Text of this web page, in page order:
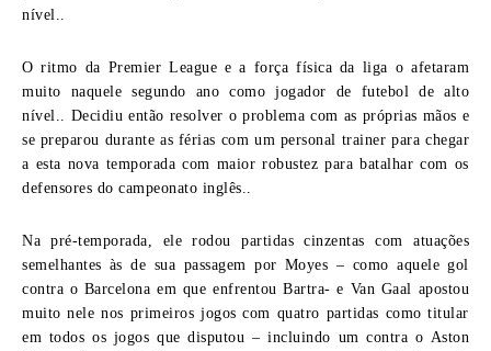
nível..
O ritmo da Premier League e a força física da liga o afetaram
muito naquele segundo ano como jogador de futebol de alto
nível.. Decidiu então resolver o problema com as próprias mãos e
se preparou durante as férias com um personal trainer para chegar
a esta nova temporada com maior robustez para batalhar com os
defensores do campeonato inglês..
Na pré-temporada, ele rodou partidas cinzentas com atuações
semelhantes às de sua passagem por Moyes – como aquele gol
contra o Barcelona em que enfrentou Bartra- e Van Gaal apostou
muito nele nos primeiros jogos com quatro partidas como titular
em todos os jogos que disputou – incluindo um contra o Aston